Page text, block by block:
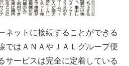
ットに接続することができる
はＡＮＡやＪＡＬグループ便
サービスは完全に定着している